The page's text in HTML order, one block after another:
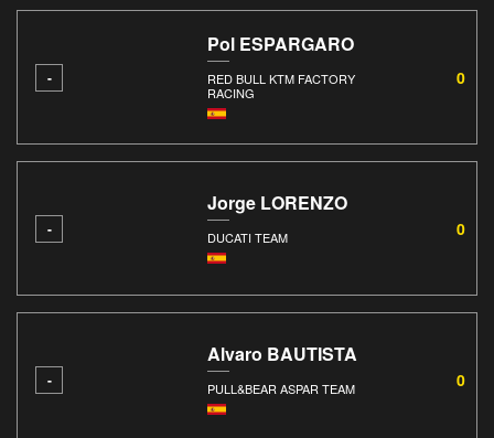
-
Pol ESPARGARO
RED BULL KTM FACTORY
RACING
0
-
Jorge LORENZO
DUCATI TEAM 0
-
Alvaro BAUTISTA
PULL&BEAR ASPAR TEAM 0